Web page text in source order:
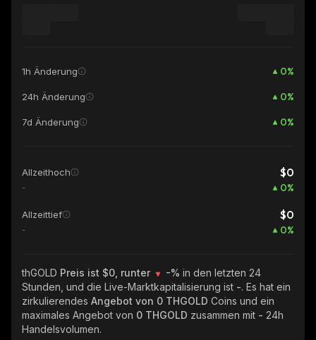
1h Änderung 0%
24h Änderung 0%
7d Änderung 0%
Allzeithoch $0
- 0%
Allzeittief $0
- 0%
thGOLD Preis ist $0, runter -% in den letzten 24
Stunden, und die Live-Marktkapitalisierung ist -. Es hat ein
zirkulierendes Angebot von 0 THGOLD Coins und ein
maximales Angebot von 0 THGOLD zusammen mit - 24h
Handelsvolumen.